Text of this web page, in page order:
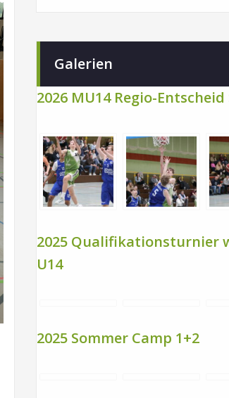
Galerien
2026 MU14 Regio-Entscheid
2025 Qualifikationsturnier
U14
2025 Sommer Camp 1+2